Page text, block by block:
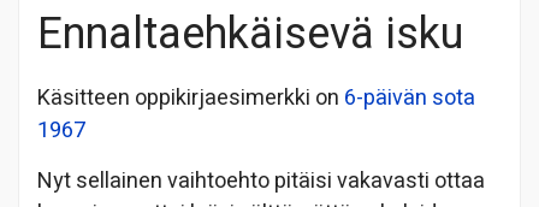
Ennaltaehkäisevä isku
Käsitteen oppikirjaesimerkki on 6-päivän sota
1967
Nyt sellainen vaihtoehto pitäisi vakavasti ottaa